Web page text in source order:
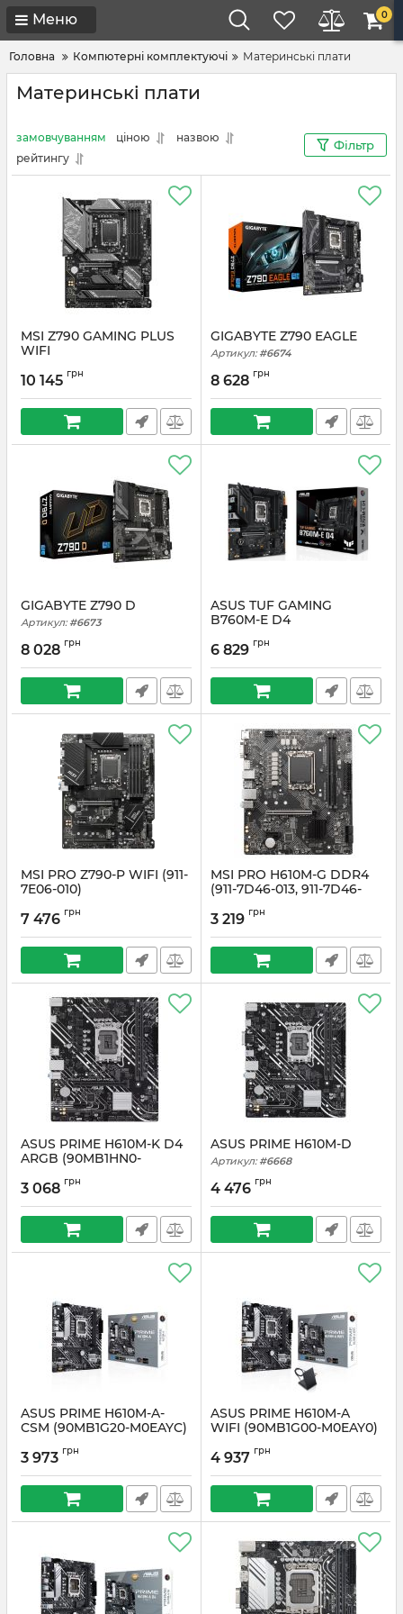
Меню 0
Головна Компютерні комплектуючі Материнські плати
Материнські плати
замовчуванням ціною
назвою
рейтингу
Фільтр
MSI Z790 GAMING PLUS
WIFI
10 145 грн
GIGABYTE Z790 EAGLE
Артикул: #6674
8 628 грн
GIGABYTE Z790 D
Артикул: #6673
8 028 грн
ASUS TUF GAMING
B760M-E D4
6 829 грн
MSI PRO Z790-P WIFI (911-
7E06-010)
7 476 грн
MSI PRO H610M-G DDR4
(911-7D46-013, 911-7D46-
Артикул:
3 219 грн
ASUS PRIME H610M-K D4
ARGB (90MB1HN0-
Артикул: #6669
3 068 грн
ASUS PRIME H610M-D
Артикул: #6668
4 476 грн
ASUS PRIME H610M-A-
CSM (90MB1G20-M0EAYC)
3 973 грн
ASUS PRIME H610M-A
WIFI (90MB1G00-M0EAY0)
4 937 грн